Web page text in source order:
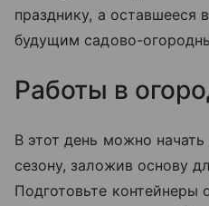
празднику, а оставшееся
будущим садово-
Работы в
В этот день можно
сезону, заложив основу
Подготовьте контейнеры